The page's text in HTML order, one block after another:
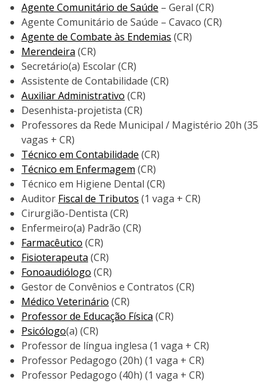
Agente Comunitário de Saúde – Geral (CR)
Agente Comunitário de Saúde – Cavaco (CR)
Agente de Combate às Endemias (CR)
Merendeira (CR)
Secretário(a) Escolar (CR)
Assistente de Contabilidade (CR)
Auxiliar Administrativo (CR)
Desenhista-projetista (CR)
Professores da Rede Municipal / Magistério 20h (35
vagas + CR)
Técnico em Contabilidade (CR)
Técnico em Enfermagem (CR)
Técnico em Higiene Dental (CR)
Auditor Fiscal de Tributos (1 vaga + CR)
Cirurgião-Dentista (CR)
Enfermeiro(a) Padrão (CR)
Farmacêutico (CR)
Fisioterapeuta (CR)
Fonoaudiólogo (CR)
Gestor de Convênios e Contratos (CR)
Médico Veterinário (CR)
Professor de Educação Física (CR)
Psicólogo(a) (CR)
Professor de língua inglesa (1 vaga + CR)
Professor Pedagogo (20h) (1 vaga + CR)
Professor Pedagogo (40h) (1 vaga + CR)